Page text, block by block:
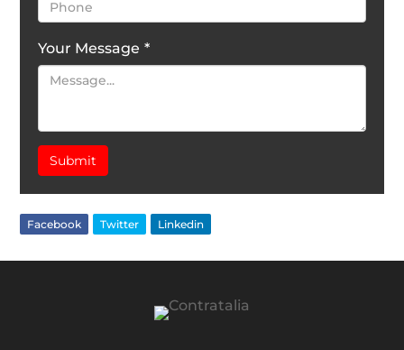
Your Message *
Submit
Facebook Twitter Linkedin